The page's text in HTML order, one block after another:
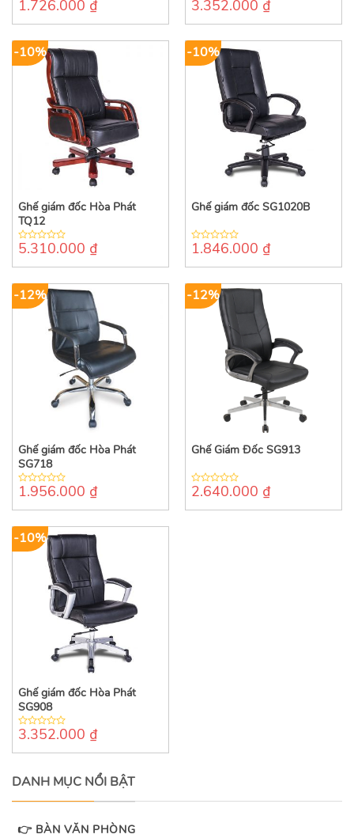
0
of
1.726.000 ₫
0
of
3.352.000 ₫
-10%
Ghế giám đốc Hòa Phát
TQ12
0
of
5.310.000 ₫
-10%
Ghế giám đốc SG1020B
0
of
1.846.000 ₫
-12%
Ghế giám đốc Hòa Phát
SG718
0
of
1.956.000 ₫
-12%
Ghế Giám Đốc SG913
0
of
2.640.000 ₫
-10%
Ghế giám đốc Hòa Phát
SG908
0
of
3.352.000 ₫
DANH MỤC NỔI BẬT
👉 BÀN VĂN PHÒNG